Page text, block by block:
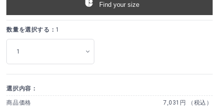
Find your size
数量を選択する： 1
選択内容：
商品価格 7,031円 （税込）